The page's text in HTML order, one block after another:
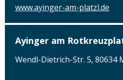
www.ayinger-am-platzl.de
Ayinger am
Wendl-Dietrich-Str. 5, 80634